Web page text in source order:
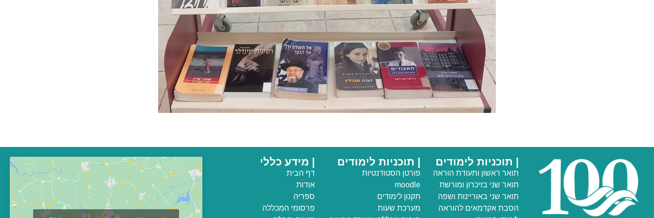
| תוכניות לימודים
תואר ראשון ותעודת הוראה
תואר שני בזיכרון ומורשת
תואר שני באוריינות ושפה
הסבת אקדמאים להוראה
| תוכניות לימודים
פורטן הסטודנטיות
moodle
תקנון לימודים
מערכת שעות
| מידע כללי
דף הבית
אודות
ספריה
פרסומי המכללה